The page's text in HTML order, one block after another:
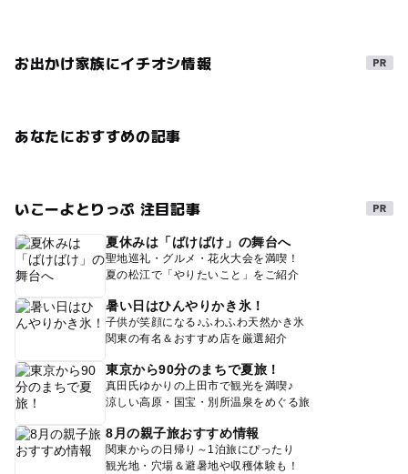
お出かけ家族にイチオシ情報
あなたにおすすめの記事
いこーよとりっぷ 注目記事
夏休みは「ばけばけ」の舞台へ
聖地巡礼・グルメ・花火大会を満喫！
夏の松江で「やりたいこと」をご紹介
暑い日はひんやりかき氷！
子供が笑顔になる♪ふわふわ天然かき氷
関東の有名＆おすすめ店を厳選紹介
東京から90分のまちで夏旅！
真田氏ゆかりの上田市で観光を満喫♪
涼しい高原・国宝・別所温泉をめぐる旅
8月の親子旅おすすめ情報
関東からの日帰り～1泊旅にぴったり
観光地・穴場＆避暑地や収穫体験も！